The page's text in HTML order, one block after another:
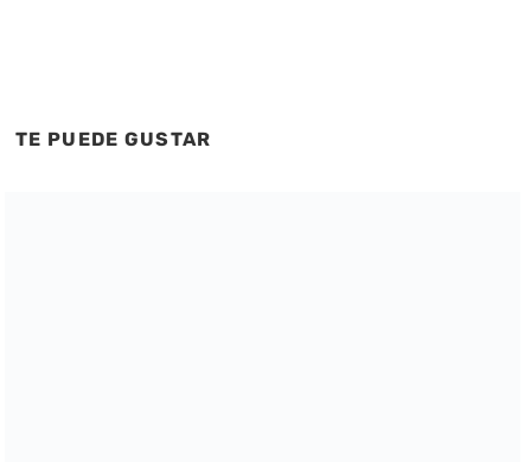
TE PUEDE GUSTAR